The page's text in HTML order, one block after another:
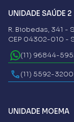
UNIDADE SAÚDE 2
R. Biobedas, 341 -
CEP 04302-010 -
(11) 96844-
(11) 5592-3200
UNIDADE MOEMA